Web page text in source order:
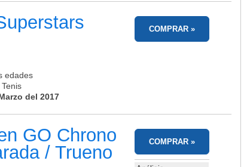
edades
del 2017
COMPRAR
GO Chrono
/ Trueno
COMPRAR